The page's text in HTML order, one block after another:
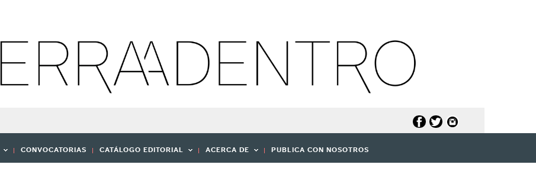
CONVOCATORIAS CATÁLOGO EDITORIAL ACERCA DE PUBLICA CON NOSOTROS